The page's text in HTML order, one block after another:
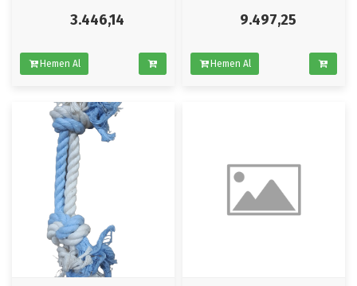
3.446,14
Hemen Al
9.497,25
Hemen Al